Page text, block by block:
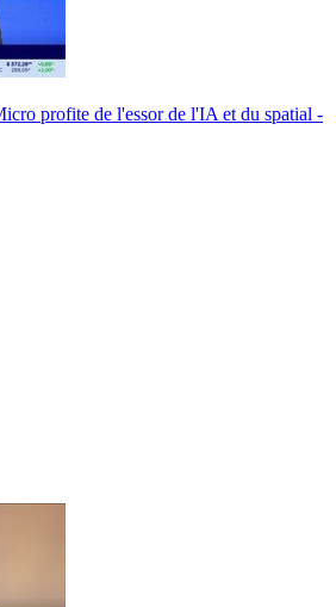
profite de l'essor de l'IA et du spatial -